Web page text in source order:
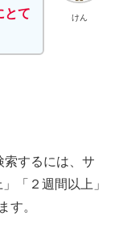
けん
とて
索するには、サ
「２週間以上」
す。